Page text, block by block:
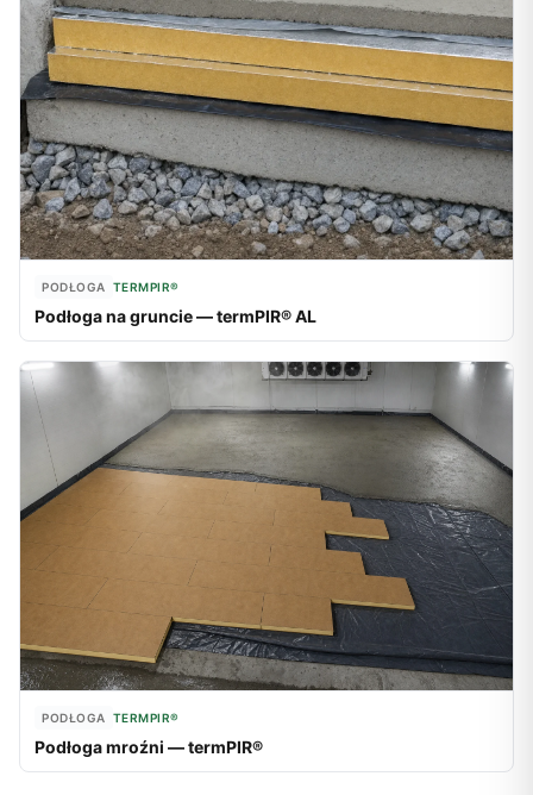
PODŁOGA TERMPIR®
Podłoga na gruncie — termPIR® AL
PODŁOGA TERMPIR®
Podłoga mroźni — termPIR®